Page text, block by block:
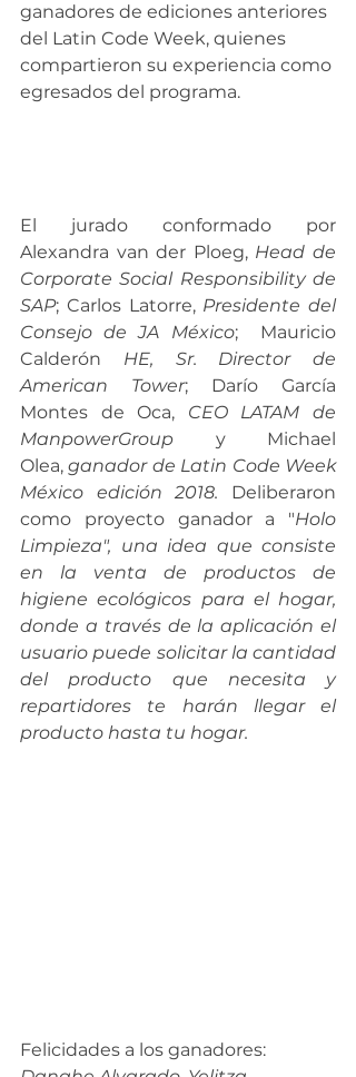
ganadores de ediciones anteriores
del Latin Code Week, quienes
compartieron su experiencia como
egresados del programa.
El jurado conformado por
Alexandra van der Ploeg, Head de
Corporate Social Responsibility de
SAP; Carlos Latorre, Presidente del
Consejo de JA México;  Mauricio
Calderón HE, Sr. Director de
American Tower; Darío García
Montes de Oca, CEO LATAM de
ManpowerGroup y Michael
Olea, ganador de Latin Code Week
México edición 2018. Deliberaron
como proyecto ganador a "Holo
Limpieza", una idea que consiste
en la venta de productos de
higiene ecológicos para el hogar,
donde a través de la aplicación el
usuario puede solicitar la cantidad
del producto que necesita y
repartidores te harán llegar el
producto hasta tu hogar.
Felicidades a los ganadores: